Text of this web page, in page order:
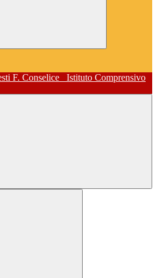
Istituto Comprensivo